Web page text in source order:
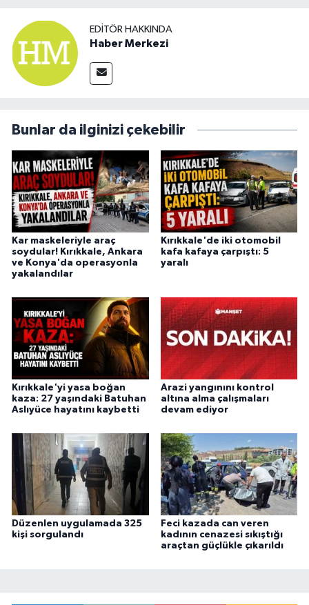
EDITÖR HAKKINDA
Haber Merkezi
Bunlar da ilginizi çekebilir
Kar maskeleriyle araç
soydular! Kırıkkale, Ankara
ve Konya'da operasyonla
yakalandılar
Kırıkkale'de iki otomobil
kafa kafaya çarpıştı: 5
yaralı
Kırıkkale'yi yasa boğan
kaza: 27 yaşındaki Batuhan
Aslıyüce hayatını kaybetti
Arazi yangınını kontrol
altına alma çalışmaları
devam ediyor
Düzenlen uygulamada 325
kişi sorgulandı
Feci kazada can veren
kadının cenazesi sıkıştığı
araçtan güçlükle çıkarıldı